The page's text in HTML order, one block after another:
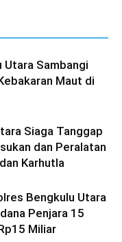
Utara Sambangi
Maut di
Siaga Tanggap
dan Peralatan
Karhutla
Bengkulu Utara
Penjara 15
Miliar